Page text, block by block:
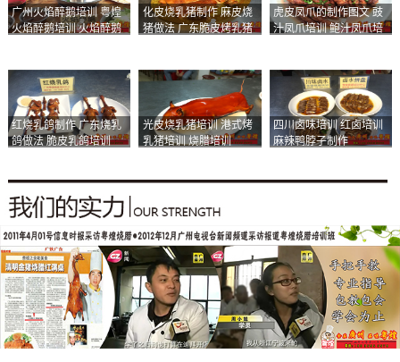
广州火焰醉鹅培训 粤煌
火焰醉鹅培训 火焰醉鹅
化皮烧乳猪制作 麻皮烧
猪做法 广东脆皮烤乳猪
虎皮凤爪的制作图文 豉
汁凤爪培训 鲍汁凤爪培
红烧乳鸽制作 广东烧乳
鸽做法 脆皮乳鸽培训
光皮烧乳猪培训 港式烤
乳猪培训 烧腊培训
四川卤味培训 红卤培训
麻辣鸭脖子制作